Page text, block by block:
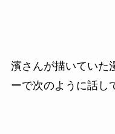
濱さんが描いていた
ーで次のように話し